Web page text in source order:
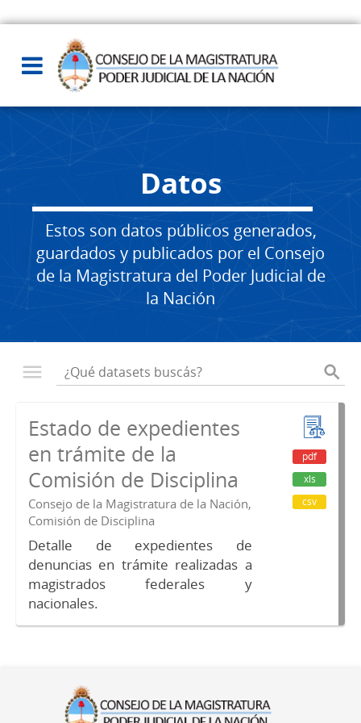
Datos
Estos son datos públicos generados,
guardados y publicados por el Consejo
de la Magistratura del Poder Judicial de
la Nación
Estado de expedientes
en trámite de la
Comisión de Disciplina
Consejo de la Magistratura de la Nación,
Comisión de Disciplina
Detalle de expedientes de
denuncias en trámite realizadas a
magistrados federales y
nacionales.
pdf
xls
csv